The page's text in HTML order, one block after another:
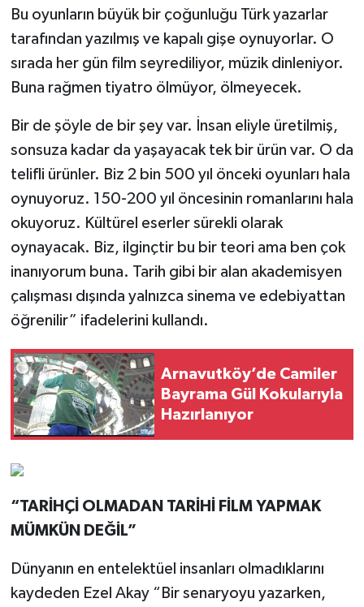
Bu oyunların büyük bir çoğunluğu Türk yazarlar
tarafından yazılmış ve kapalı gişe oynuyorlar. O
sırada her gün film seyrediliyor, müzik dinleniyor.
Buna rağmen tiyatro ölmüyor, ölmeyecek.
Bir de şöyle de bir şey var. İnsan eliyle üretilmiş,
sonsuza kadar da yaşayacak tek bir ürün var. O da
telifli ürünler. Biz 2 bin 500 yıl önceki oyunları hala
oynuyoruz. 150-200 yıl öncesinin romanlarını hala
okuyoruz. Kültürel eserler sürekli olarak
oynayacak. Biz, ilginçtir bu bir teori ama ben çok
inanıyorum buna. Tarih gibi bir alan akademisyen
çalışması dışında yalnızca sinema ve edebiyattan
öğrenilir” ifadelerini kullandı.
Arnavutköy’de Camiler
Bayrama Gül Kokularıyla
Hazırlanıyor
“TARİHÇİ OLMADAN TARİHİ FİLM YAPMAK
MÜMKÜN DEĞİL”
Dünyanın en entelektüel insanları olmadıklarını
kaydeden Ezel Akay “Bir senaryoyu yazarken,